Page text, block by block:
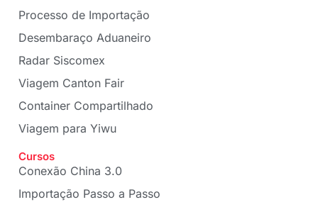
Processo de Importação
Desembaraço Aduaneiro
Radar Siscomex
Viagem Canton Fair
Container Compartilhado
Viagem para Yiwu
Cursos
Conexão China 3.0
Importação Passo a Passo